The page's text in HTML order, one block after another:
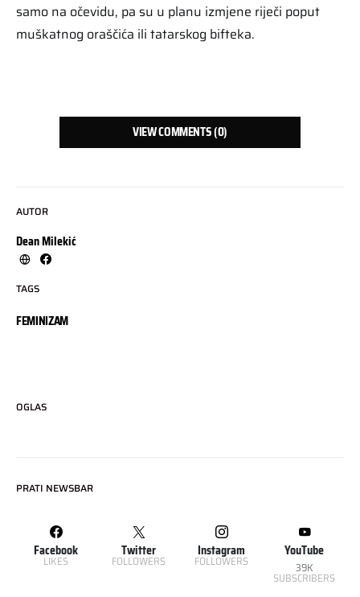
AUTOR
Dean Milekić
TAGS
FEMINIZAM
samo na očevidu, pa su u planu izmjene riječi poput
muškatnog oraščića ili tatarskog bifteka.
VIEW COMMENTS (0)
OGLAS
PRATI NEWSBAR
Facebook
LIKES
Twitter
FOLLOWERS
Instagram
FOLLOWERS
YouTube
39K
SUBSCRIBERS